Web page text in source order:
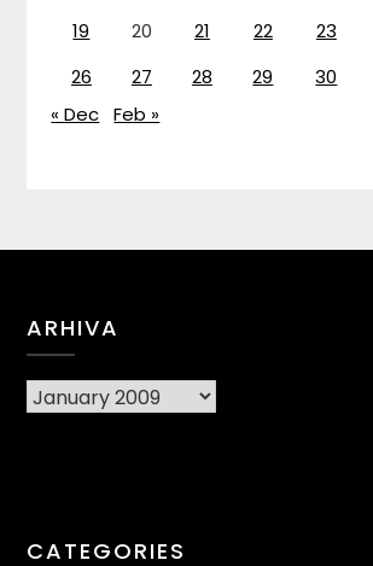
19
20 21 22 23
26
27 28 29 30
« Dec Feb »
ARHIVA
Arhiva
CATEGORIES